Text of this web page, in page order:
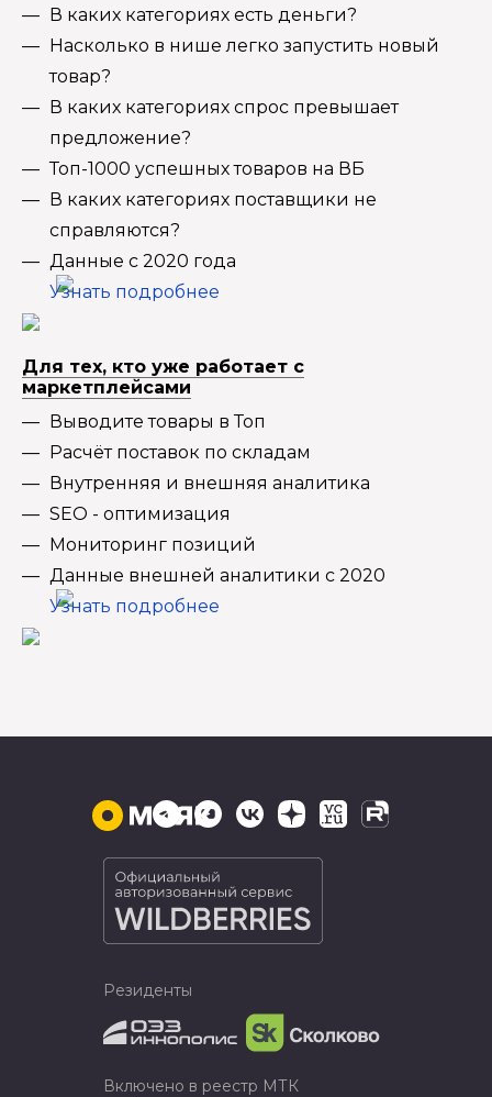
В каких категориях есть деньги?
Насколько в нише легко запустить новый
товар?
В каких категориях спрос превышает
предложение?
Топ-1000 успешных товаров на ВБ
В каких категориях поставщики не
справляются?
Данные с 2020 года
Узнать подробнее
Для тех, кто уже работает с
маркетплейсами
Выводите товары в Топ
Расчёт поставок по складам
Внутренняя и внешняя аналитика
SEO - оптимизация
Мониторинг позиций
Данные внешней аналитики с 2020
Узнать подробнее
Резиденты
Включено в реестр МТК